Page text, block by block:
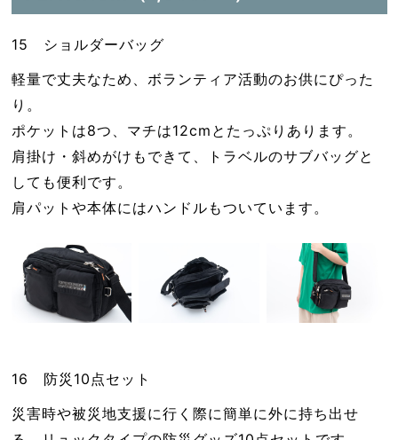
15 ショルダーバッグ
軽量で丈夫なため、ボランティア活動のお供にぴった
り。
ポケットは8つ、マチは12cmとたっぷりあります。
肩掛け・斜めがけもできて、トラベルのサブバッグと
しても便利です。
肩パットや本体にはハンドルもついています。
16 防災10点セット
災害時や被災地支援に行く際に簡単に外に持ち出せ